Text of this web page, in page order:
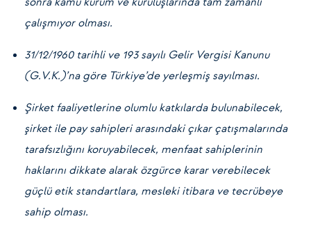
çalışmıyor olması.
31/12/1960 tarihli ve 193 sayılı Gelir Vergisi Kanunu
(G.V.K.)’na göre Türkiye’de yerleşmiş sayılması.
Şirket faaliyetlerine olumlu katkılarda bulunabilecek,
şirket ile pay sahipleri arasındaki çıkar çatışmalarında
tarafsızlığını koruyabilecek, menfaat sahiplerinin
haklarını dikkate alarak özgürce karar verebilecek
güçlü etik standartlara, mesleki itibara ve tecrübeye
sahip olması.